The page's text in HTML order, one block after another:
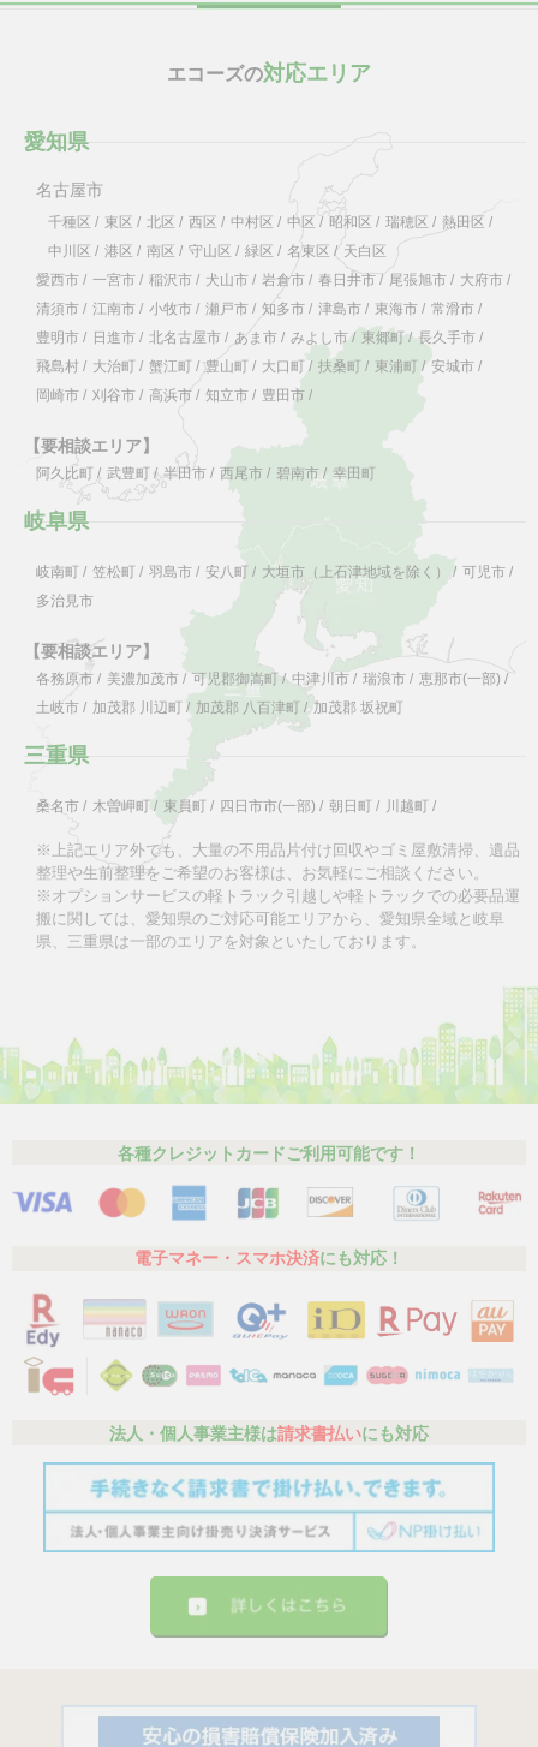
エコーズの対応エリア
愛知県
名古屋市
千種区 / 東区 / 北区 / 西区 / 中村区 / 中区 / 昭和区 / 瑞穂区 / 熱田区 /
中川区 / 港区 / 南区 / 守山区 / 緑区 / 名東区 / 天白区
愛西市 / 一宮市 / 稲沢市 / 犬山市 / 岩倉市 / 春日井市 / 尾張旭市 / 大府市 /
清須市 / 江南市 / 小牧市 / 瀬戸市 / 知多市 / 津島市 / 東海市 / 常滑市 /
豊明市 / 日進市 / 北名古屋市 / あま市 / みよし市/ 東郷町 / 長久手市 /
飛島村 / 大治町 / 蟹江町 / 豊山町 / 大口町 / 扶桑町 / 東浦町 / 安城市 /
岡崎市 / 刈谷市 / 高浜市 / 知立市 / 豊田市 /
【要相談エリア】
阿久比町 / 武豊町 / 半田市 / 西尾市 / 碧南市 / 幸田町
岐阜県
岐南町 / 笠松町 / 羽島市 / 安八町 / 大垣市（上石津地域を除く） / 可児市 /
多治見市
【要相談エリア】
各務原市 / 美濃加茂市 / 可児郡御嵩町/ 中津川市 / 瑞浪市 / 恵那市(一部) /
土岐市 / 加茂郡 川辺町 / 加茂郡 八百津町 / 加茂郡 坂祝町
三重県
桑名市 / 木曽岬町/ 東員町 / 四日市市(一部) / 朝日町 / 川越町 /
※上記エリア外でも、大量の不用品片付け回収やゴミ屋敷清掃、遺品
整理や生前整理をご希望のお客様は、お気軽にご相談ください。
※オプションサービスの軽トラック引越しや軽トラックでの必要品運
搬に関しては、愛知県のご対応可能エリアから、愛知県全域と岐阜
県、三重県は一部のエリアを対象といたしております。
各種クレジットカードご利用可能です！
電子マネー・スマホ決済にも対応！
法人・個人事業主様は請求書払いにも対応